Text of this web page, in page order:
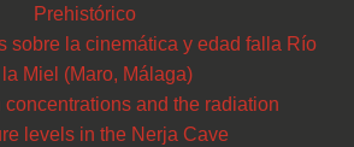
Prehistórico
sobre la cinemática y edad falla Río
Miel (Maro, Málaga)
concentrations and the radiation
levels in the Nerja Cave